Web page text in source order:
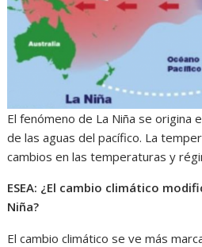
El fenómeno de La Niña se origina
de las aguas del pacífico. La
cambios en las temperaturas y
ESEA: ¿El cambio climático
Niña?
El cambio climático se ve más